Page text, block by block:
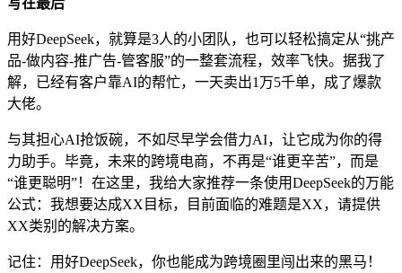
用好DeepSeek，就算是3人的小团队，也可以轻松搞定从“挑产
品-做内容-推广告-管客服”的一整套流程，效率飞快。据我了
解，已经有客户靠AI的帮忙，一天卖出1万5千单，成了爆款
大佬。
与其担心AI抢饭碗，不如尽早学会借力AI，让它成为你的得
力助手。毕竟，未来的跨境电商，不再是“谁更辛苦”，而是
“谁更聪明”！在这里，我给大家推荐一条使用DeepSeek的万能
公式：我想要达成XX目标，目前面临的难题是XX，请提供
XX类别的解决方案。
记住：用好DeepSeek，你也能成为跨境圈里闯出来的黑马！